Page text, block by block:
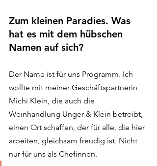
Zum kleinen Paradies. Was
hat es mit dem hübschen
Namen auf sich?
Der Name ist für uns Programm. Ich
wollte mit meiner Geschäftspartnerin
Michi Klein, die auch die
Weinhandlung Unger & Klein betreibt,
einen Ort schaffen, der für alle, die hier
arbeiten, gleichsam freudig ist. Nicht
nur für uns als Chefinnen.